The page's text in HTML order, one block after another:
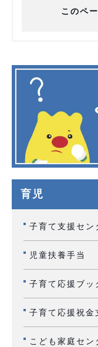
このペ
育児
子育て支援セン
児童扶養手当
子育て応援ブッ
子育て応援祝金
こども家庭セン